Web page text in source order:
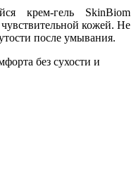
крем-гель SkinBiom
чувствительной кожей. Не
после умывания.
без сухости и